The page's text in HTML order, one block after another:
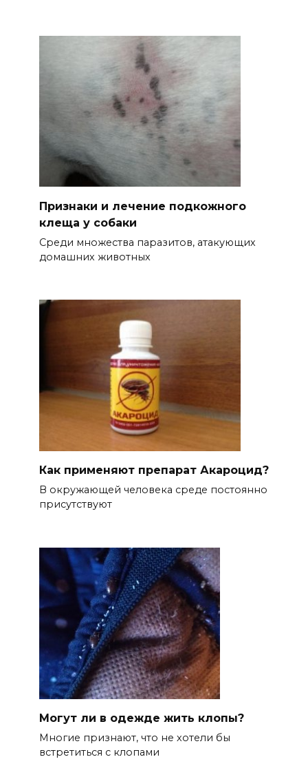
Признаки и лечение подкожного
клеща у собаки
Среди множества паразитов, атакующих
домашних животных
Как применяют препарат Акароцид?
В окружающей человека среде постоянно
присутствуют
Могут ли в одежде жить клопы?
Многие признают, что не хотели бы
встретиться с клопами